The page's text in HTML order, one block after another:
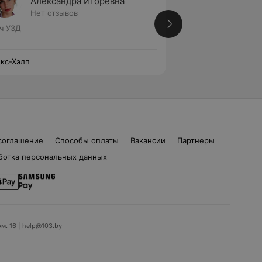
Нет отзывов
УЗД
Хэлп
Способы оплаты Вакансии
Партнеры
персональных данных
16 | help@103.by